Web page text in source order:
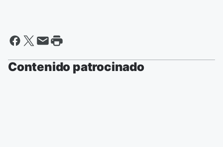
Contenido patrocinado